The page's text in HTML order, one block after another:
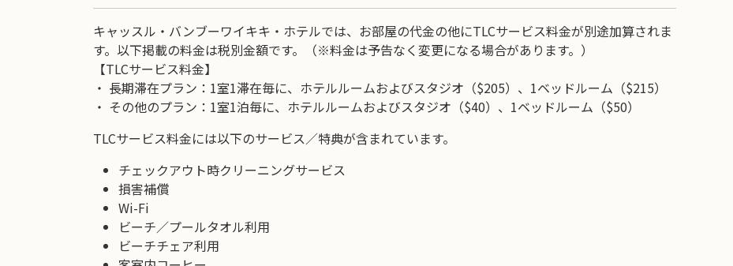
キャッスル・バンブーワイキキ・ホテルでは、お部屋の代金の他にTLCサービス料金が別途加算されま
す。以下掲載の料金は税別金額です。（※料金は予告なく変更になる場合があります。）
【TLCサービス料金】
・ 長期滞在プラン：1室1滞在毎に、ホテルルームおよびスタジオ（$205）、1ベッドルーム（$215）
・ その他のプラン：1室1泊毎に、ホテルルームおよびスタジオ（$40）、1ベッドルーム（$50）
TLCサービス料金には以下のサービス／特典が含まれています。
チェックアウト時クリーニングサービス
損害補償
Wi-Fi
ビーチ／プールタオル利用
ビーチチェア利用